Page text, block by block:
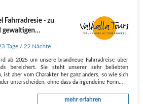
- zu
gewaltigen
Tage/ 22 Nächte
ab 2025 um unsere brandneue Fahrradreise über
bereichert. Sie steht unserer sehr beliebten
ist aber vom Charakter her ganz anders, so wie sich
unterscheiden, ohne dass da irgendeine Form…
mehr erfahren